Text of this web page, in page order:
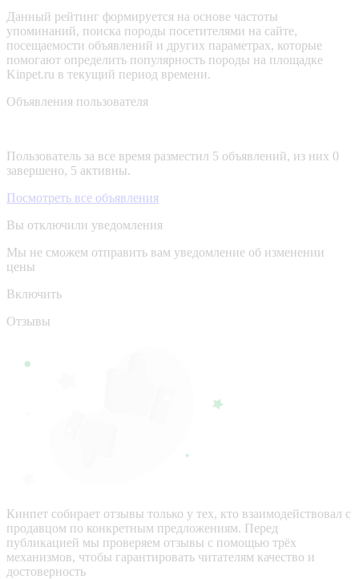
Данный рейтинг формируется на основе частоты
упоминаний, поиска породы посетителями на сайте,
посещаемости объявлений и других параметрах, которые
помогают определить популярность породы на площадке
Kinpet.ru в текущий период времени.
Объявления пользователя
Пользователь за все время разместил 5 объявлений, из них 0
завершено, 5 активны.
Посмотреть все объявления
Вы отключили уведомления
Мы не сможем отправить вам уведомление об изменении
цены
Включить
Отзывы
Кинпет собирает отзывы только у тех, кто взаимодействовал с
продавцом по конкретным предложениям. Перед
публикацией мы проверяем отзывы с помощью трёх
механизмов, чтобы гарантировать читателям качество и
достоверность